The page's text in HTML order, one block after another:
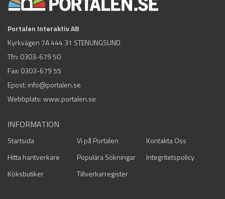
Portalen Interaktiv AB
Kyrkvägen 7A 444 31 STENUNGSUND
Tfn: 0303-679 50
Fax: 0303-679 55
Epost: info@portalen.se
Webbplats: www.portalen.se
INFORMATION
Startsida Vi på Portalen
Kontakta Oss
Hitta hantverkare
Populära Sökningar
Integritetspolicy
Köksbutiker
Tillverkarregister